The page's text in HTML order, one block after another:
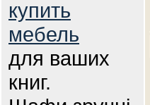
купить
мебель
для ваших
книг.